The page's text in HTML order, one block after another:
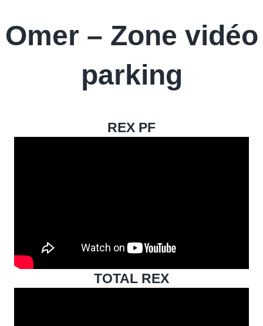
Omer – Zone vidéo
parking
REX PF
TOTAL REX